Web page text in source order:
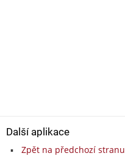
Další aplikace
Zpět na předchozí stranu